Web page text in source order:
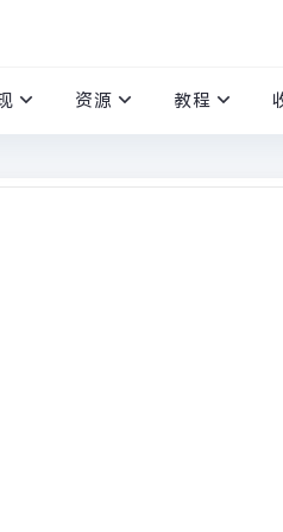
资源 教程
我的演讲入门课-龙兄(完结)